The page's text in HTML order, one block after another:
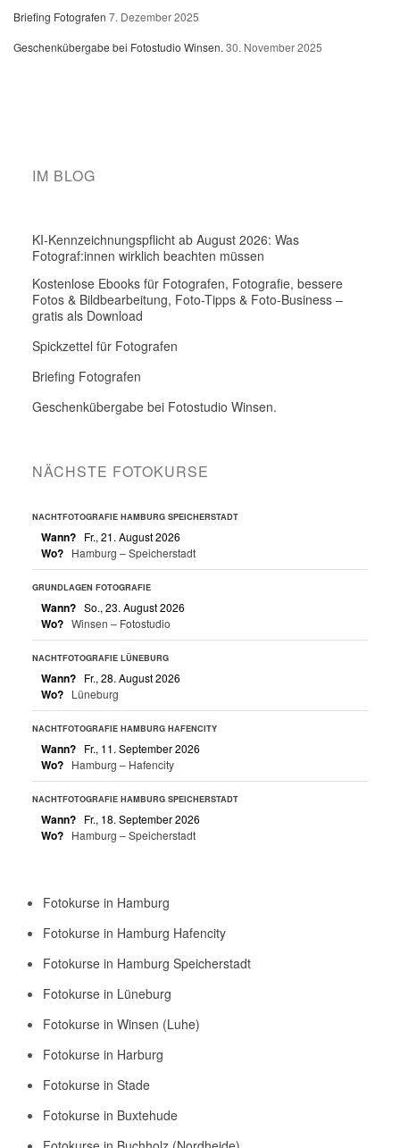
Briefing Fotografen 7. Dezember 2025
Geschenkübergabe bei Fotostudio Winsen. 30. November 2025
IM BLOG
KI-Kennzeichnungspflicht ab August 2026: Was
Fotograf:innen wirklich beachten müssen
Kostenlose Ebooks für Fotografen, Fotografie, bessere
Fotos & Bildbearbeitung, Foto-Tipps & Foto-Business –
gratis als Download
Spickzettel für Fotografen
Briefing Fotografen
Geschenkübergabe bei Fotostudio Winsen.
NÄCHSTE FOTOKURSE
NACHTFOTOGRAFIE HAMBURG SPEICHERSTADT
Wann? Fr., 21. August 2026
Wo? Hamburg – Speicherstadt
GRUNDLAGEN FOTOGRAFIE
Wann? So., 23. August 2026
Wo? Winsen – Fotostudio
NACHTFOTOGRAFIE LÜNEBURG
Wann? Fr., 28. August 2026
Wo? Lüneburg
NACHTFOTOGRAFIE HAMBURG HAFENCITY
Wann? Fr., 11. September 2026
Wo? Hamburg – Hafencity
NACHTFOTOGRAFIE HAMBURG SPEICHERSTADT
Wann? Fr., 18. September 2026
Wo? Hamburg – Speicherstadt
Fotokurse in Hamburg
Fotokurse in Hamburg Hafencity
Fotokurse in Hamburg Speicherstadt
Fotokurse in Lüneburg
Fotokurse in Winsen (Luhe)
Fotokurse in Harburg
Fotokurse in Stade
Fotokurse in Buxtehude